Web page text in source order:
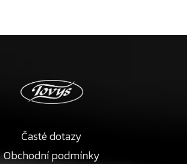
Časté dotazy
Obchodní podmínky